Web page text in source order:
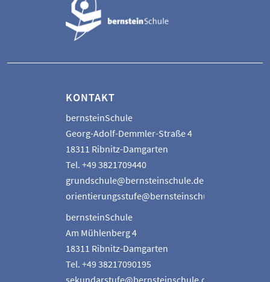
KONTAKT
bernsteinSchule
Georg-Adolf-Demmler-Straße 4
18311 Ribnitz-Damgarten
Tel. +49 3821709440
grundschule@bernsteinschule.de
orientierungsstufe@bernsteinschule.de
bernsteinSchule
Am Mühlenberg 4
18311 Ribnitz-Damgarten
Tel. +49 38217090195
sekundarstufe@bernsteinschule.de